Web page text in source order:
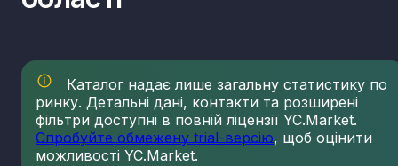
Каталог надає лише загальну статистику по
ринку. Детальні дані, контакти та розширені
фільтри доступні в повній ліцензії YC.Market.
Спробуйте обмежену trial-версію, щоб оцінити
можливості YC.Market.